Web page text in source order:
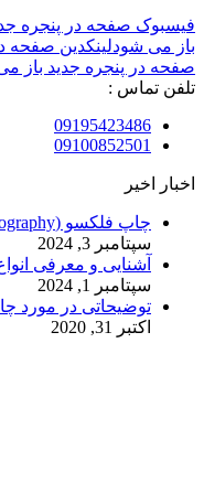
فیسبوک صفحه در پنجره
باز می شودلینکدین صفحه
صفحه در پنجره جدید باز
تلفن تماس :
09195423486
09100852501
اخبار اخیر
چاپ فلکسو (Flexography) و مقایسه با انواع چاپ | ق
سپتامبر 3, 2024
آشنایی و معرفی
سپتامبر 1, 2024
توضیحاتی در مورد
اکتبر 31, 2020